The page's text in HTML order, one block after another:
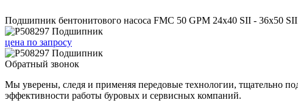
Подшипник бентонитового насоса FMC 50 GPM 24x40 SII - 36x50 SII
цена по запросу
Обратный звонок
Мы уверены, следя и применяя передовые технологии, тщательно
эффективности работы буровых и сервисных компаний.